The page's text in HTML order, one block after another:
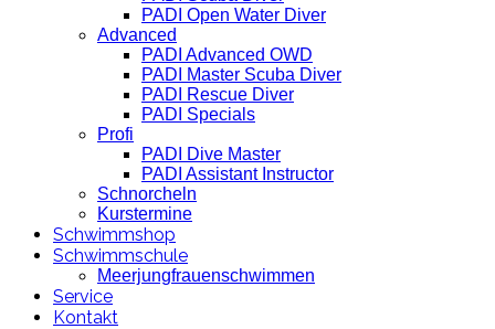
PADI Open Water Diver
Advanced
PADI Advanced OWD
PADI Master Scuba Diver
PADI Rescue Diver
PADI Specials
Profi
PADI Dive Master
PADI Assistant Instructor
Schnorcheln
Kurstermine
Schwimmshop
Schwimmschule
Meerjungfrauenschwimmen
Service
Kontakt